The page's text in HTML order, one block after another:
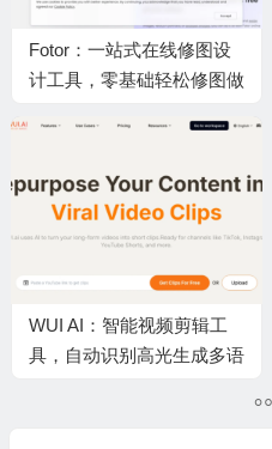
Fotor：一站式在线修图设
计工具，零基础轻松修图做
WUI AI：智能视频剪辑工
具，自动识别高光生成多语